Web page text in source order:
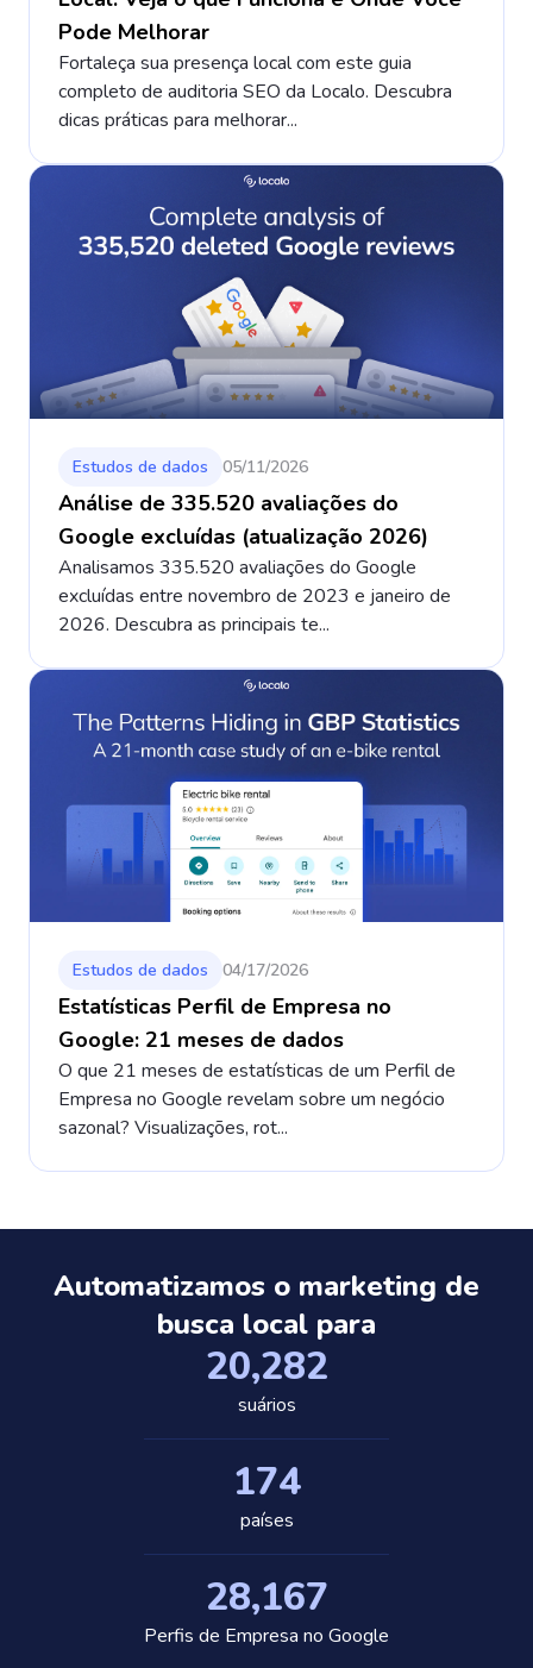
Pode Melhorar
Fortaleça sua presença local com este guia
completo de auditoria SEO da Localo. Descubra
dicas práticas para melhorar...
Estudos de dados 05/11/2026
Análise de 335.520 avaliações do
Google excluídas (atualização 2026)
Analisamos 335.520 avaliações do Google
excluídas entre novembro de 2023 e janeiro de
2026. Descubra as principais te...
Estudos de dados 04/17/2026
Estatísticas Perfil de Empresa no
Google: 21 meses de dados
O que 21 meses de estatísticas de um Perfil de
Empresa no Google revelam sobre um negócio
sazonal? Visualizações, rot...
Automatizamos o marketing de
busca local para
20,389
suários
175
países
28,318
Perfis de Empresa no Google